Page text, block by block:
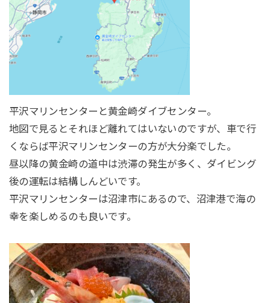
平沢マリンセンターと黄金崎ダイブセンター。
地図で見るとそれほど離れてはいないのですが、車で行
くならば平沢マリンセンターの方が大分楽でした。
昼以降の黄金崎の道中は渋滞の発生が多く、ダイビング
後の運転は結構しんどいです。
平沢マリンセンターは沼津市にあるので、沼津港で海の
幸を楽しめるのも良いです。